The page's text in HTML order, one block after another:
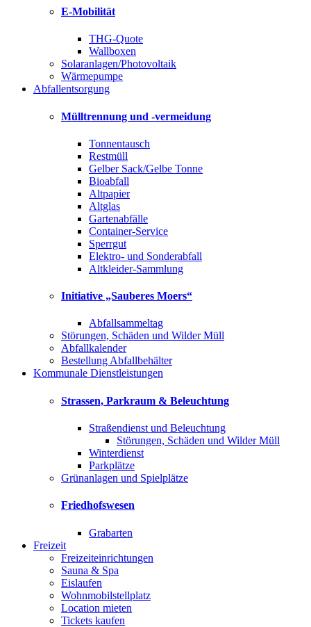
E-Mobilität
THG-Quote
Wallboxen
Solaranlagen/Photovoltaik
Wärmepumpe
Abfallentsorgung
Mülltrennung und -vermeidung
Tonnentausch
Restmüll
Gelber Sack/Gelbe Tonne
Bioabfall
Altpapier
Altglas
Gartenabfälle
Container-Service
Sperrgut
Elektro- und Sonderabfall
Altkleider-Sammlung
Initiative „Sauberes Moers“
Abfallsammeltag
Störungen, Schäden und Wilder Müll
Abfallkalender
Bestellung Abfallbehälter
Kommunale Dienstleistungen
Strassen, Parkraum & Beleuchtung
Straßendienst und Beleuchtung
Störungen, Schäden und Wilder Müll
Winterdienst
Parkplätze
Grünanlagen und Spielplätze
Friedhofswesen
Grabarten
Freizeit
Freizeiteinrichtungen
Sauna & Spa
Eislaufen
Wohnmobilstellplatz
Location mieten
Tickets kaufen